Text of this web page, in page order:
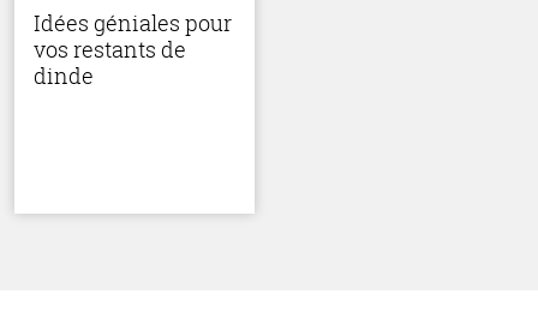
Idées géniales pour
vos restants de
dinde